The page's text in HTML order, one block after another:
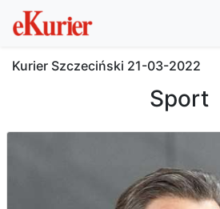
Kurier Szczeciński 21-03-2022
Sport